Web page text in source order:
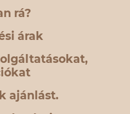
rá?
árak
ajánlást.